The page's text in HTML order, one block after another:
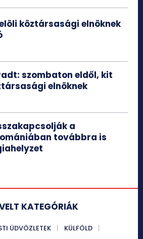
köztársasági elnöknek
szombaton eldől, kit
elnöknek
a
továbbra is
KATEGÓRIÁK
ÜDVÖZLETEK
KÜLFÖLD